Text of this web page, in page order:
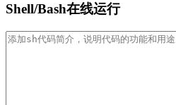
Shell/Bash在线运行